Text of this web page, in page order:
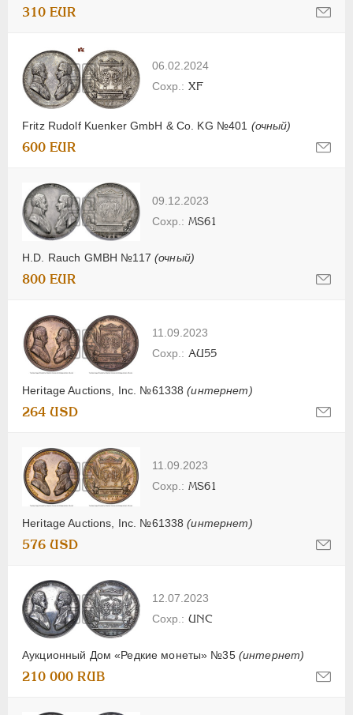
310 EUR
06.02.2024
Fritz Rudolf Kuenker GmbH & Co. KG №401 (очный)
XF
600 EUR
09.12.2023
H.D. Rauch GMBH №117 (очный)
MS61
800 EUR
11.09.2023
Heritage Auctions, Inc. №61338(интернет)
AU55
264 USD
11.09.2023
Heritage Auctions, Inc. №61338(интернет)
MS61
576 USD
12.07.2023
Аукционный Дом «Редкие монеты» №35 (интернет)
UNC
210 000 RUB